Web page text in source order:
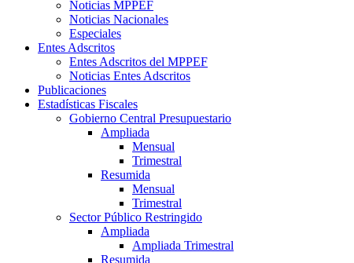
Noticias MPPEF
Noticias Nacionales
Especiales
Entes Adscritos
Entes Adscritos del MPPEF
Noticias Entes Adscritos
Publicaciones
Estadísticas Fiscales
Gobierno Central Presupuestario
Ampliada
Mensual
Trimestral
Resumida
Mensual
Trimestral
Sector Público Restringido
Ampliada
Ampliada Trimestral
Resumida